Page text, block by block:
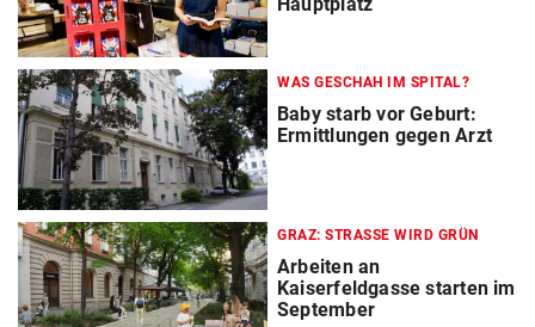
WAS GESCHAH IM SPITAL?
Baby starb vor Geburt:
Ermittlungen gegen Arzt
GRAZ: STRASSE WIRD GRÜN
Arbeiten an
Kaiserfeldgasse starten im
September